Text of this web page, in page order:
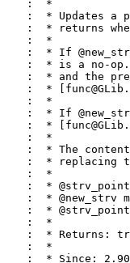
:  *
:  * Updates a
:  * returns
:  *
:  * If
:  * is a no-
:  * and the
:  *
:  *
:  * If
:  *
:  *
:  * The
:  * replacing
:  *
:  *
:  * @new_strv
:  *
:  *
:  * Returns:
:  *
:  * Since: 2.90